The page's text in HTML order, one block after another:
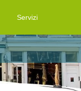
Servizi